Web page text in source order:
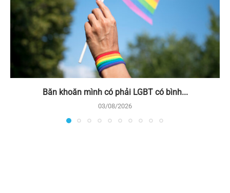
Băn khoăn mình có phải LGBT có bình...
03/08/2026